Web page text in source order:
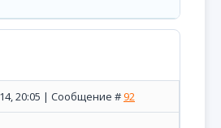
20:05 | Сообщение #92